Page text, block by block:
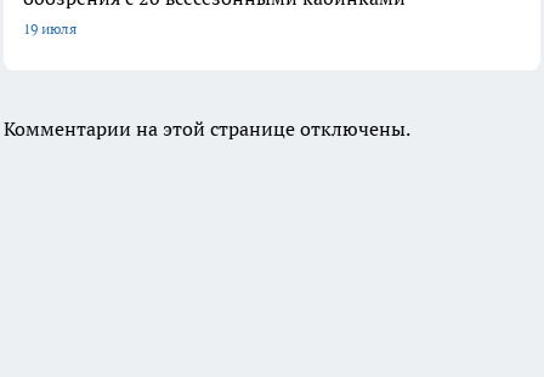
19 июля
Комментарии на этой странице отключены.